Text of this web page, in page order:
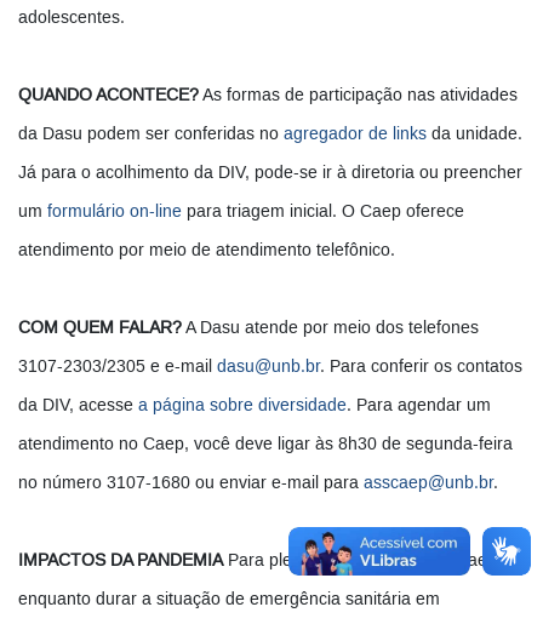
adolescentes.
QUANDO ACONTECE?As formas de participação nas atividades
da Dasu podem ser conferidas no agregador de links da unidade.
Já para o acolhimento da DIV, pode-se ir à diretoria ou preencher
um formulário on-line para triagem inicial. O Caep oferece
atendimento por meio de atendimento telefônico.
COM QUEM FALAR?A Dasu atende por meio dos telefones
3107-2303/2305 e e-mail dasu@unb.br. Para conferir os contatos
da DIV, acesse a página sobre diversidade. Para agendar um
atendimento no Caep, você deve ligar às 8h30 de segunda-feira
no número 3107-1680 ou enviar e-mail para asscaep@unb.br.
IMPACTOS DA PANDEMIAPara pleitear atendimento no Caep,
enquanto durar a situação de emergência sanitária em